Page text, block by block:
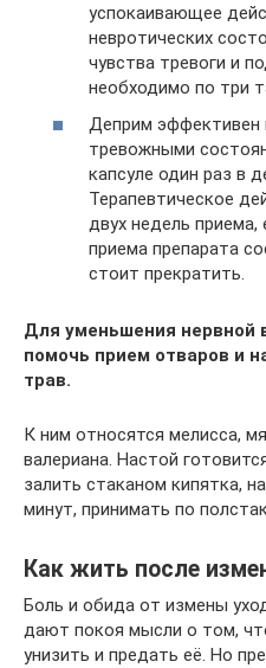
успокаивающее
невротических
чувства тревоги и
необходимо по три
Деприм эффективен
тревожными
капсуле один раз в
Терапевтическое
двух недель приема,
приема препарата
стоит прекратить.
Для уменьшения нервной
помочь прием отваров и
трав.
К ним относятся мелисса,
валериана. Настой
залить стаканом кипятка,
минут, принимать по
Как жить после
Боль и обида от измены
дают покоя мысли о том,
унизить и предать её. Но